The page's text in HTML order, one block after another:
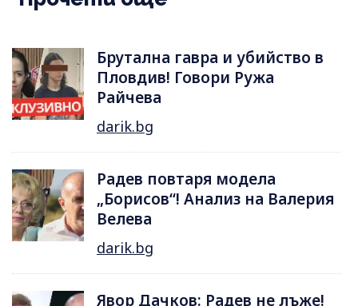
Брутална гавра и убийство в
Пловдив! Говори Ружа
Райчева
darik.bg
Радев повтаря модела
„Борисов“! Анализ на Валерия
Велева
darik.bg
Явор Дачков: Радев не лъже!